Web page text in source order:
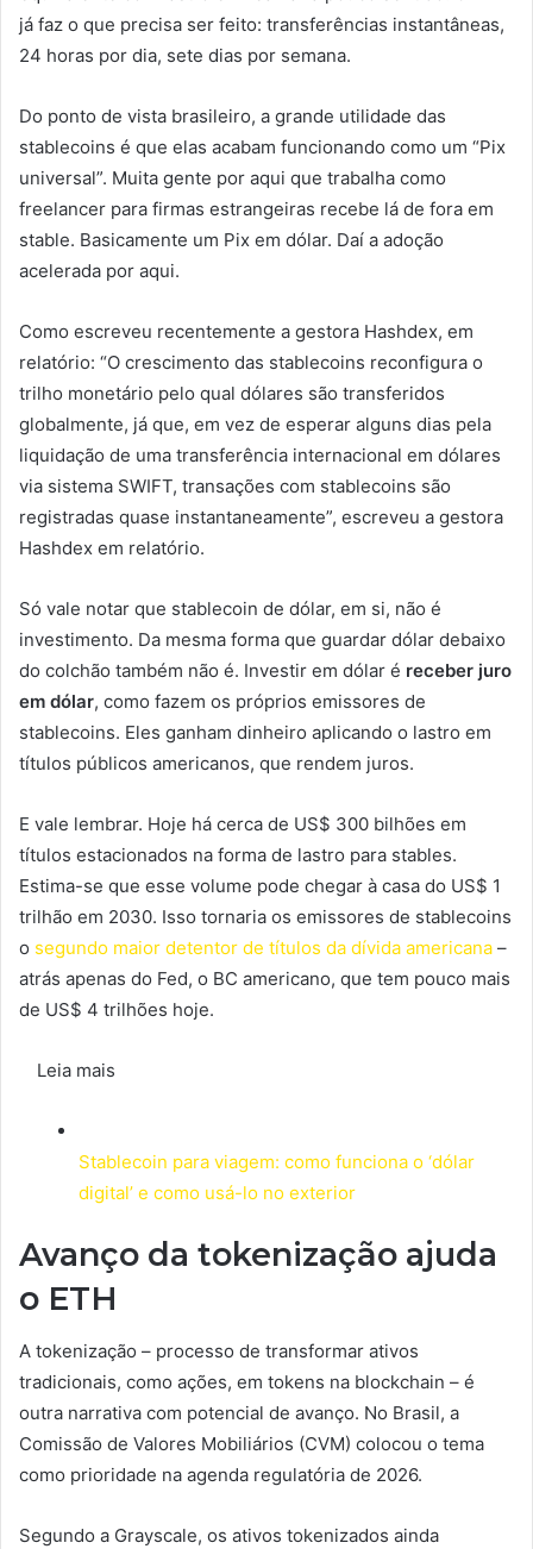
já faz o que precisa ser feito: transferências instantâneas,
24 horas por dia, sete dias por semana.
Do ponto de vista brasileiro, a grande utilidade das
stablecoins é que elas acabam funcionando como um “Pix
universal”. Muita gente por aqui que trabalha como
freelancer para firmas estrangeiras recebe lá de fora em
stable. Basicamente um Pix em dólar. Daí a adoção
acelerada por aqui.
Como escreveu recentemente a gestora Hashdex, em
relatório: “O crescimento das stablecoins reconfigura o
trilho monetário pelo qual dólares são transferidos
globalmente, já que, em vez de esperar alguns dias pela
liquidação de uma transferência internacional em dólares
via sistema SWIFT, transações com stablecoins são
registradas quase instantaneamente”, escreveu a gestora
Hashdex em relatório.
Só vale notar que stablecoin de dólar, em si, não é
investimento. Da mesma forma que guardar dólar debaixo
do colchão também não é. Investir em dólar é receber juro
em dólar, como fazem os próprios emissores de
stablecoins. Eles ganham dinheiro aplicando o lastro em
títulos públicos americanos, que rendem juros.
E vale lembrar. Hoje há cerca de US$ 300 bilhões em
títulos estacionados na forma de lastro para stables.
Estima-se que esse volume pode chegar à casa do US$ 1
trilhão em 2030. Isso tornaria os emissores de stablecoins
o segundo maior detentor de títulos da dívida americana –
atrás apenas do Fed, o BC americano, que tem pouco mais
de US$ 4 trilhões hoje.
Leia mais
Stablecoin para viagem: como funciona o ‘dólar
digital’ e como usá-lo no exterior
Avanço da tokenização ajuda
o ETH
A tokenização – processo de transformar ativos
tradicionais, como ações, em tokens na blockchain – é
outra narrativa com potencial de avanço. No Brasil, a
Comissão de Valores Mobiliários (CVM) colocou o tema
como prioridade na agenda regulatória de 2026.
Segundo a Grayscale, os ativos tokenizados ainda